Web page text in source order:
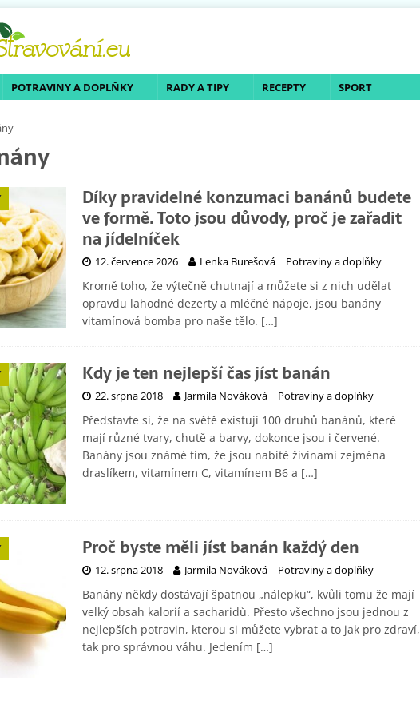
POTRAVINY A DOPLŇKY RADY A TIPY RECEPTY SPORT
Díky pravidelné konzumaci banánů budete
ve formě. Toto jsou důvody, proč je zařadit
na jídelníček
12. července 2026 Lenka Burešová Potraviny a doplňky
Kromě toho, že výtečně chutnají a můžete si z nich udělat
opravdu lahodné dezerty a mléčné nápoje, jsou banány
vitamínová bomba pro naše tělo. […]
Kdy je ten nejlepší čas jíst banán
22. srpna 2018 Jarmila Nováková Potraviny a doplňky
Představte si, že na světě existují 100 druhů banánů, které
mají různé tvary, chutě a barvy, dokonce jsou i červené.
Banány jsou známé tím, že jsou nabité živinami zejména
draslíkem, vitamínem C, vitamínem B6 a […]
Proč byste měli jíst banán každý den
12. srpna 2018 Jarmila Nováková Potraviny a doplňky
Banány někdy dostávají špatnou „nálepku“, kvůli tomu že mají
velký obsah kalorií a sacharidů. Přesto všechno jsou jednou z
nejlepších potravin, kterou si můžete vybrat a to jak pro zdraví,
tak pro správnou váhu. Jedením […]